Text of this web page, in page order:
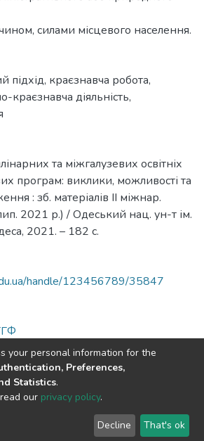
силами місцевого населення.
підхід, краєзнавча робота,
краєзнавча діяльність,
та міжгалузевих освітніх
програм: виклики, можливості та
: зб. матеріалів ІІ міжнар.
2021 р.) / Одеський нац. ун-т ім.
2021. – 182 с.
handle/123456789/35847
copyright © 2009-2026
End User
Agreement
Send
Feedback
your personal information for the
Preferences,
Statistics.
our privacy policy.
Decline That's ok